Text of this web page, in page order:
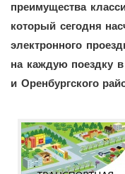
преимущества
который сегодня
электронного
на каждую поездку
и Оренбургского